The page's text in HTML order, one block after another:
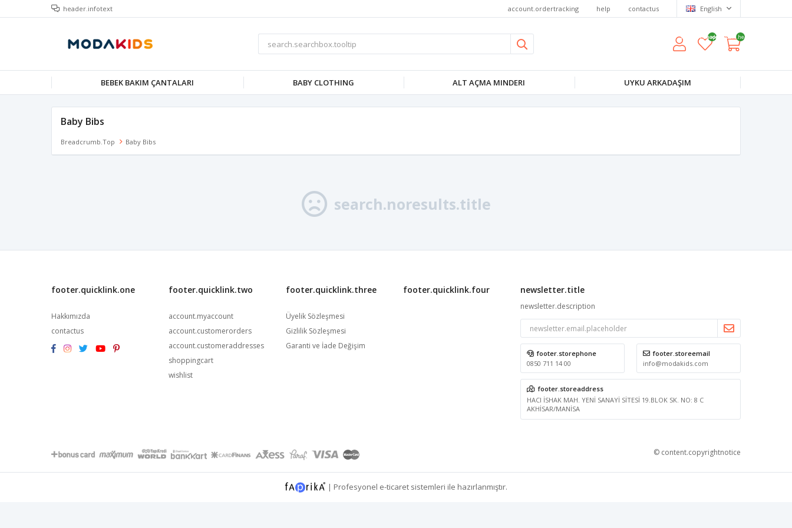
header.infotext account.ordertracking help contactus English
wishlist.headerquantity
shoppingcart.headerquantity
BEBEK BAKIM ÇANTALARI BABY CLOTHING ALT AÇMA MINDERI UYKU ARKADAŞIM
Baby Bibs
Breadcrumb.top Baby Bibs
search.noresults.title
footer.quicklink.one
Hakkımızda
contactus
footer.quicklink.two
account.myaccount
account.customerorders
account.customeraddresses
shoppingcart
wishlist
footer.quicklink.three
Üyelik Sözleşmesi
Gizlilik Sözleşmesi
Garanti ve İade Değişim
footer.quicklink.four newsletter.title
newsletter.description
footer.storephone
0850 711 14 00
footer.storeemail
info@modakids.com
footer.storeaddress
HACI İSHAK MAH. YENİ SANAYİ SİTESİ 19.BLOK SK. NO: 8 C
AKHİSAR/MANİSA
© content.copyrightnotice
| Profesyonel e-ticaret sistemleri ile hazırlanmıştır.